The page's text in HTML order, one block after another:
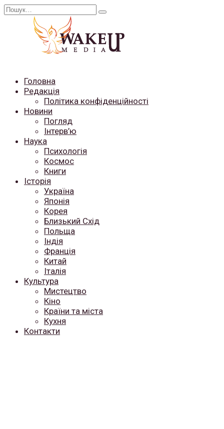
Перейти
Search
Головна
Редакція
Політика конфіденційності
Новини
Погляд
Інтерв’ю
Наука
Психологія
Космос
Книги
Історія
Україна
Японія
Корея
Близький Схід
Польща
Індія
Франція
Китай
Італія
Культура
Мистецтво
Кіно
Країни та міста
Кухня
Контакти